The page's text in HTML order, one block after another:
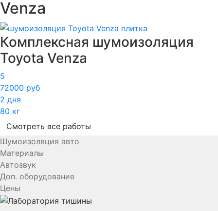
Venza
Комплексная шумоизоляция
Toyota Venza
5
72000 руб
2 дня
80 кг
Смотреть все работы
Шумоизоляция авто
Материалы
Автозвук
Доп. оборудование
Цены